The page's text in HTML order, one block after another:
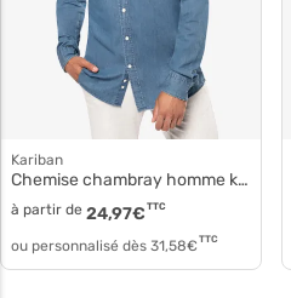
Kariban
Chemise chambray homme k512
à partir de 24,97€ TTC
ou personnalisé dès 31,58€ TTC